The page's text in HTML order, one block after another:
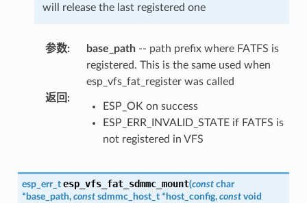
will release the last registered one
参数: base_path-- path prefix where FATFS is
registered. This is the same used when
esp_vfs_fat_register was called
返回 :
ESP_OK on success
ESP_ERR_INVALID_STATE if FATFS is
not registered in VFS
esp_err_t esp_vfs_fat_sdmmc_mount(const char
* base_path, const sdmmc_host_t * host_config, const void